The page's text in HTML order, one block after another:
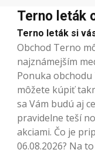
Terno leták
Terno leták si
Obchod Terno
najznámejším
Ponuka
môžete kúpiť
sa Vám budú aj
pravidelne teší
akciami. Čo je
06.08.2026? Na